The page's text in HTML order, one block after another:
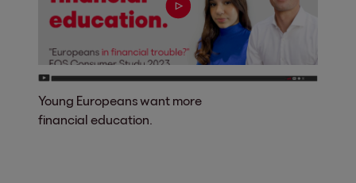
Young Europeans want more
financial education.